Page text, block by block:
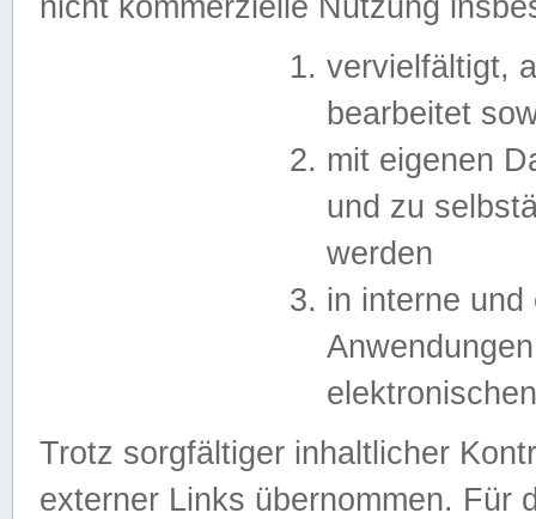
vervielfältigt,
bearbeitet
mit eigenen
und zu
werden
in interne
Trotz sorgfältiger inhaltlicher
externer Links übernommen. Für